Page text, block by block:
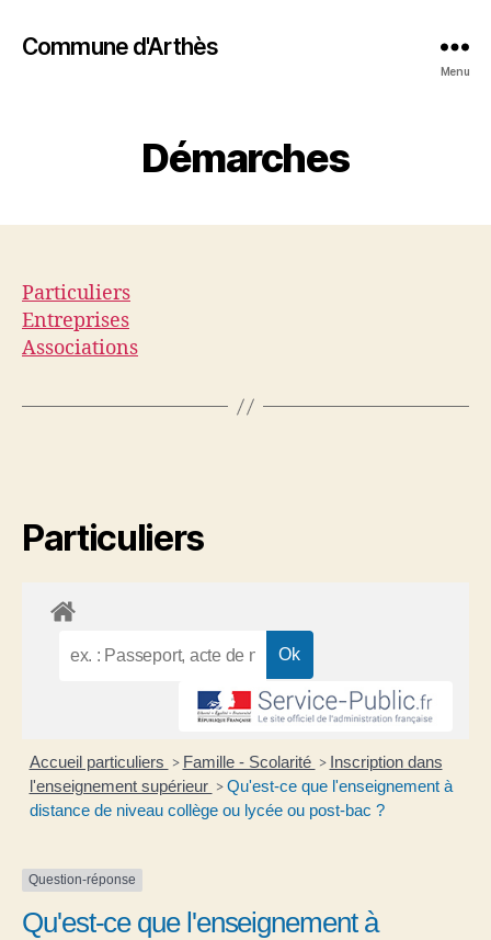
Commune d'Arthès
Menu
Démarches
Particuliers
Entreprises
Associations
Particuliers
Accueil particuliers > Famille - Scolarité > Inscription dans
l'enseignement supérieur > Qu'est-ce que l'enseignement à
distance de niveau collège ou lycée ou post-bac ?
Question-réponse
Qu'est-ce que l'enseignement à